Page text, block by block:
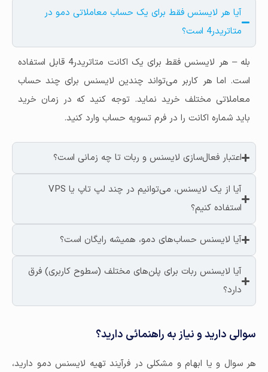
آیا هر لایسنس فقط برای یک حساب معاملاتی دمو در
متاتریدر4 است؟
بله – هر لایسنس فقط برای یک اکانت متاتریدر4 قابل استفاده
است. اما هر کاربر می‌تواند چندین لایسنس برای چند حساب
معاملاتی مختلف خرید نماید. توجه کنید که در زمان خرید
باید شماره اکانت را در فرم تسویه حساب وارد کنید.
اعتبار فعال‌سازی لایسنس و ربات تا چه زمانی است؟
آیا از یک لایسنس، می‌توانیم در چند لپ تاپ یا VPS
استفاده کنیم؟
آیا لایسنس حساب‌های دمو، همیشه رایگان است؟
آیا لایسنس ربات برای پلن‌های مختلف (سطوح کاربری) فرق
دارد؟
سوالی دارید و نیاز به راهنمائی دارید؟
هر سوال و یا ابهام و مشکلی در فرآیند تهیه لایسنس دمو دارید،